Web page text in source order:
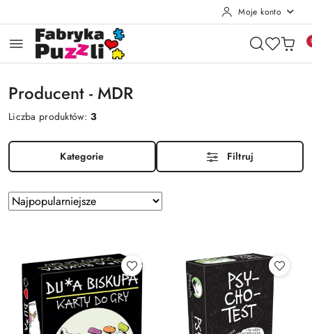
Moje konto
Producent - MDR
Liczba produktów:3
Kategorie Filtruj
Zastosowano
sortowanie:
Sortuj
według